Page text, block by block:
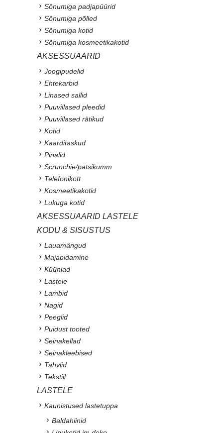
Sõnumiga padjapüürid
Sõnumiga põlled
Sõnumiga kotid
Sõnumiga kosmeetikakotid
AKSESSUAARID
Joogipudelid
Ehtekarbid
Linased sallid
Puuvillased pleedid
Puuvillased rätikud
Kotid
Kaarditaskud
Pinalid
Scrunchie/patsikumm
Telefonikott
Kosmeetikakotid
Lukuga kotid
AKSESSUAARID LASTELE
KODU & SISUSTUS
Lauamängud
Majapidamine
Küünlad
Lastele
Lambid
Nagid
Peeglid
Puidust tooted
Seinakellad
Seinakleebised
Tahvlid
Tekstiil
LASTELE
Kaunistused lastetuppa
Baldahiinid